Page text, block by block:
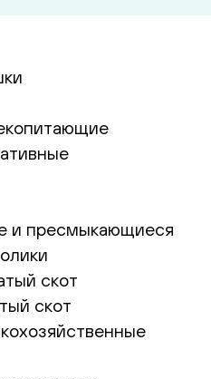
и пресмыкающиеся
скот
скот